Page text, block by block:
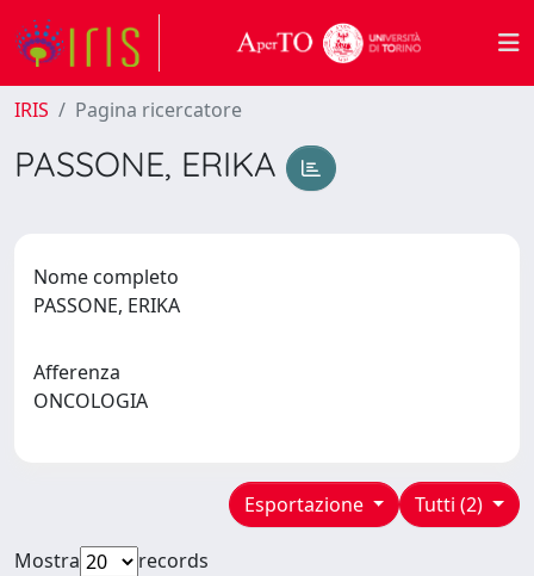
IRIS Pagina ricercatore
PASSONE, ERIKA
Nome completo
PASSONE, ERIKA
Afferenza
ONCOLOGIA
Tutti (2)
Esportazione
Mostra
records